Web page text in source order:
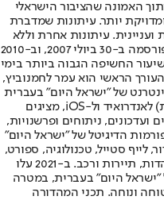
האמונה שהציבור הישראלי
יותר. עיתונות שמדברת
ועניינית. עיתונות אחרת וללא
תשלום. המהדורה המודפסת הראשונה פורסמה ב-30 ביולי 2007, וב-2010
החשיפה הגבוה ביותר בימי
הראשי הוא עמר לחמנוביץ,
של "ישראל היום" בעברית
ובאנגלית, כמו כן היישומונים (אפליקציות) לאנדרואיד ול-iOS, מציגים
ועדכונים, ניתוחים ופרשנויות,
הדיגיטל של "ישראל היום"
לייף סטייל, טכנולוגיה, ספורט,
כלכלה וצרכנות, בריאות, חיילים, אוכל, יהדות, תיירות ורכב. ב-2021 עלו
"ישראל היום" בעברית, במטרה
ונוחה. תכני המהדורה